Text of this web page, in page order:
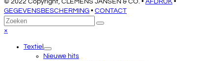
GEGEVENSBESCHERMING • CONTACT
Terug
naar
Zoeken
Verzenden
×
menuTextiel
Nieuwe hits